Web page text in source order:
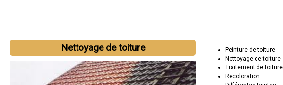
Nettoyage de toiture
Peinture de toiture
Nettoyage de toiture
Traitement de toiture
Recoloration